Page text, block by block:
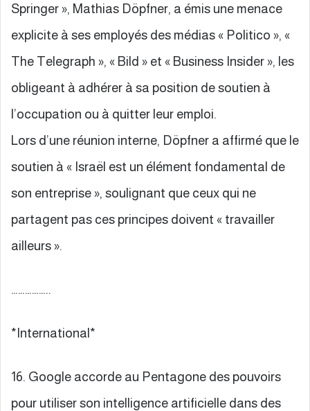
Springer », Mathias Döpfner, a émis une menace
explicite à ses employés des médias « Politico », «
The Telegraph », « Bild » et « Business Insider », les
obligeant à adhérer à sa position de soutien à
l’occupation ou à quitter leur emploi.
Lors d’une réunion interne, Döpfner a affirmé que le
soutien à « Israël est un élément fondamental de
son entreprise », soulignant que ceux qui ne
partagent pas ces principes doivent « travailler
ailleurs ».
……………..
*International*
16. Google accorde au Pentagone des pouvoirs
pour utiliser son intelligence artificielle dans des